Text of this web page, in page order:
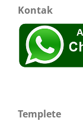
Kontak
Templete